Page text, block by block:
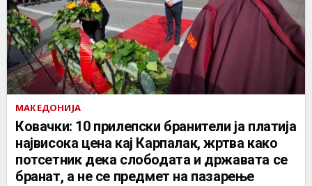
МАКЕДОНИЈА
Ковачки: 10 прилепски бранители ја платија
највисока цена кај Карпалак, жртва како
потсетник дека слободата и државата се
бранат, а не се предмет на пазарење